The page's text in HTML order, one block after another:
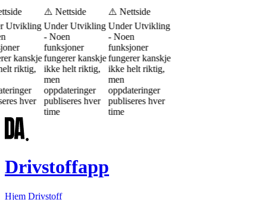
Utvikling
kanskje
riktig,
hver
⚠️ Nettside
Under Utvikling
- Noen
funksjoner
fungerer kanskje
ikke helt riktig,
men
oppdateringer
publiseres hver
time
⚠️ Nettside
Under Utvikling
- Noen
funksjoner
fungerer kanskje
ikke helt riktig,
men
oppdateringer
publiseres hver
time
Drivstoffapp
Hjem Drivstoff